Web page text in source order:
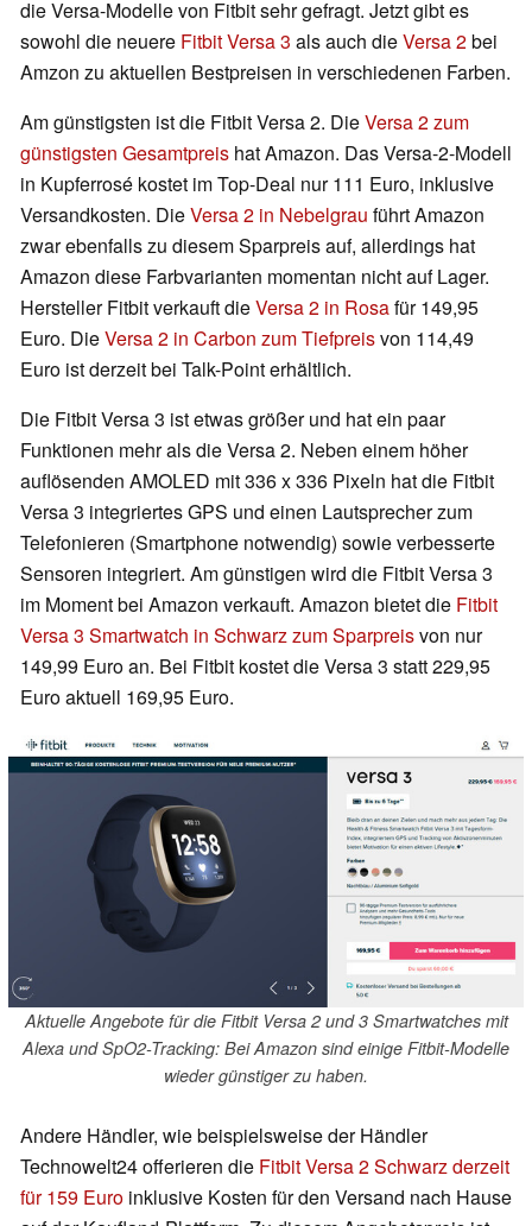
die Versa-Modelle von Fitbit sehr gefragt. Jetzt gibt es
sowohl die neuere Fitbit Versa 3 als auch dieVersa 2bei
Amzon zu aktuellen Bestpreisen in verschiedenen Farben.
Am günstigsten ist die Fitbit Versa 2. DieVersa 2 zum
günstigsten Gesamtpreis hat Amazon. Das Versa-2-Modell
in Kupferrosé kostet im Top-Deal nur 111 Euro, inklusive
Versandkosten. DieVersa 2 in Nebelgrau führt Amazon
zwar ebenfalls zu diesem Sparpreis auf, allerdings hat
Amazon diese Farbvarianten momentan nicht auf Lager.
Hersteller Fitbit verkauft dieVersa 2 in Rosafür 149,95
Euro. DieVersa 2 in Carbon zum Tiefpreisvon 114,49
Euro ist derzeit bei Talk-Point erhältlich.
Die Fitbit Versa 3 ist etwas größer und hat ein paar
Funktionen mehr als die Versa 2. Neben einem höher
auflösenden AMOLED mit 336 x 336 Pixeln hat die Fitbit
Versa 3 integriertes GPS und einen Lautsprecher zum
Telefonieren (Smartphone notwendig) sowie verbesserte
Sensoren integriert. Am günstigen wird die Fitbit Versa 3
im Moment bei Amazon verkauft. Amazon bietet die Fitbit
Versa 3 Smartwatch in Schwarz zum Sparpreisvon nur
149,99 Euro an. Bei Fitbit kostet die Versa 3 statt 229,95
Euro aktuell 169,95 Euro.
Aktuelle Angebote für die Fitbit Versa 2 und 3 Smartwatches mit
Alexa und SpO2-Tracking: Bei Amazon sind einige Fitbit-Modelle
wieder günstiger zu haben.
Andere Händler, wie beispielsweise der Händler
Technowelt24 offerieren die Fitbit Versa 2 Schwarz derzeit
für 159 Euro inklusive Kosten für den Versand nach Hause